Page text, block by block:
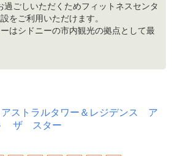
過ごしいただくためフィットネスセンタ
をご利用いただけます。
はシドニーの市内観光の拠点として最
ストラルタワー＆レジデンス ア
ザ スター